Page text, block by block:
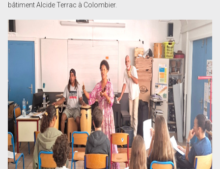
bâtiment Alcide Terrac à Colombier.